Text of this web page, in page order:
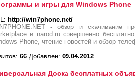
и игры для Windows Phone
http://win7phone.net/
- обзор и скачивание
и narod.ru совершенно
Phone, чтение новостей и обзор
66 Добавлен: 09.04.2012
Доска бесплатных